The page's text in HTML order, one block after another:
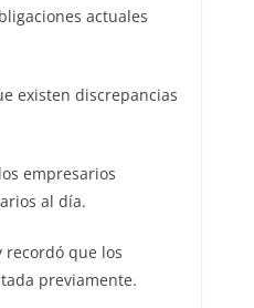
actuales
existen discrepancias
empresarios
al día.
recordó que los
previamente.